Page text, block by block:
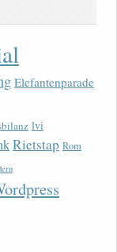
Elefantenparade
lvi
Rietstap Rom